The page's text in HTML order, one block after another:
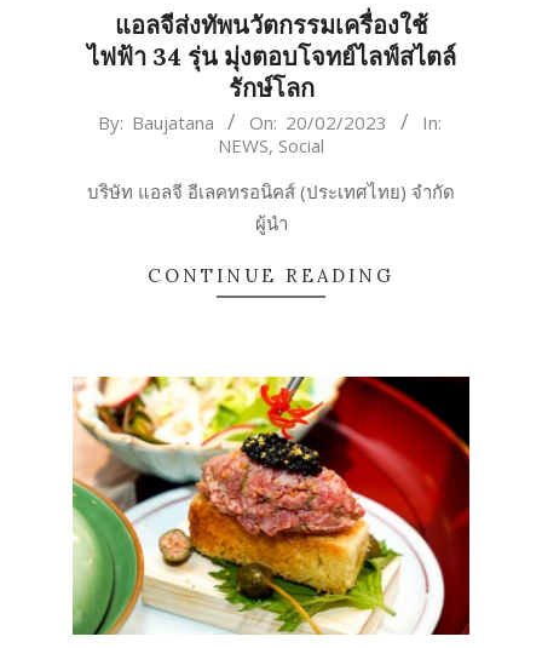
แอลจีส่งทัพนวัตกรรมเครื่องใช้
ไฟฟ้า 34 รุ่น มุ่งตอบโจทย์ไลฟ์สไตล์
รักษ์โลก
2023-
By: Baujatana On: 20/02/2023
In:
NEWS, Social
บริษัท แอลจี อีเลคทรอนิคส์ (ประเทศไทย) จำกัด
ผู้นำ
CONTINUE READING